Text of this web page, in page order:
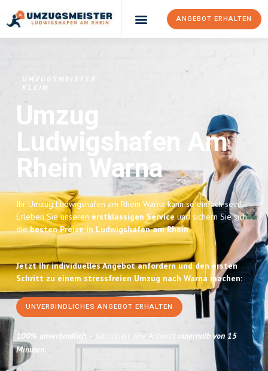
ANGEBOT ERHALTEN
UMZUGSMEISTER
KLEIN
Umzug
Ludwigshafen Am
Rhein Warna
Ihr Umzug Ludwigshafen am Rhein Warna kann so einfach sein!
Erleben Sie unseren erstklassigen Serviceund sichern Sie sich
diebesten Preise in Ludwigshafen am Rhein.
Jetzt Ihr individuelles Angebot anfordern und den ersten
Schritt zu einem stressfreien Umzug nach Warna machen:
UNVERBINDLICHES ANGEBOT ERHALTEN
100% unverbindlich – Garantiert eine Antwort
innerhalb von 15
Minuten.